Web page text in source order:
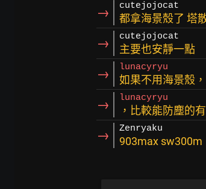
→ cutejojocat
都拿海景殼了 塔
→ cutejojocat
主要也安靜一點
→ lunacyryu
如果不用海景殼
→ lunacyryu
，比較能防塵的
→ Zenryaku
903max sw300m